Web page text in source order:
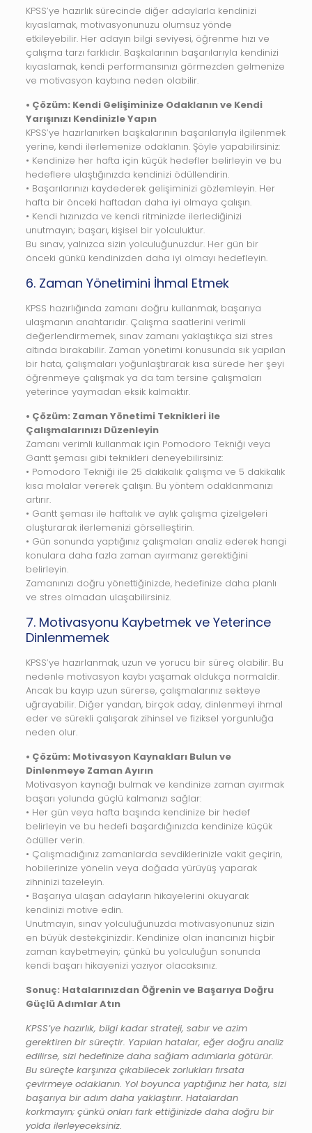
KPSS’ye hazırlık sürecinde diğer adaylarla kendinizi
kıyaslamak, motivasyonunuzu olumsuz yönde
etkileyebilir. Her adayın bilgi seviyesi, öğrenme hızı ve
çalışma tarzı farklıdır. Başkalarının başarılarıyla kendinizi
kıyaslamak, kendi performansınızı görmezden gelmenize
ve motivasyon kaybına neden olabilir.
• Çözüm: Kendi Gelişiminize Odaklanın ve Kendi
Yarışınızı Kendinizle Yapın
KPSS’ye hazırlanırken başkalarının başarılarıyla ilgilenmek
yerine, kendi ilerlemenize odaklanın. Şöyle yapabilirsiniz:
• Kendinize her hafta için küçük hedefler belirleyin ve bu
hedeflere ulaştığınızda kendinizi ödüllendirin.
• Başarılarınızı kaydederek gelişiminizi gözlemleyin. Her
hafta bir önceki haftadan daha iyi olmaya çalışın.
• Kendi hızınızda ve kendi ritminizde ilerlediğinizi
unutmayın; başarı, kişisel bir yolculuktur.
Bu sınav, yalnızca sizin yolculuğunuzdur. Her gün bir
önceki günkü kendinizden daha iyi olmayı hedefleyin.
6. Zaman Yönetimini İhmal Etmek
KPSS hazırlığında zamanı doğru kullanmak, başarıya
ulaşmanın anahtarıdır. Çalışma saatlerini verimli
değerlendirmemek, sınav zamanı yaklaştıkça sizi stres
altında bırakabilir. Zaman yönetimi konusunda sık yapılan
bir hata, çalışmaları yoğunlaştırarak kısa sürede her şeyi
öğrenmeye çalışmak ya da tam tersine çalışmaları
yeterince yaymadan eksik kalmaktır.
• Çözüm: Zaman Yönetimi Teknikleri ile
Çalışmalarınızı Düzenleyin
Zamanı verimli kullanmak için Pomodoro Tekniği veya
Gantt şeması gibi teknikleri deneyebilirsiniz:
• Pomodoro Tekniği ile 25 dakikalık çalışma ve 5 dakikalık
kısa molalar vererek çalışın. Bu yöntem odaklanmanızı
artırır.
• Gantt şeması ile haftalık ve aylık çalışma çizelgeleri
oluşturarak ilerlemenizi görselleştirin.
• Gün sonunda yaptığınız çalışmaları analiz ederek hangi
konulara daha fazla zaman ayırmanız gerektiğini
belirleyin.
Zamanınızı doğru yönettiğinizde, hedefinize daha planlı
ve stres olmadan ulaşabilirsiniz.
7. Motivasyonu Kaybetmek ve Yeterince
Dinlenmemek
KPSS’ye hazırlanmak, uzun ve yorucu bir süreç olabilir. Bu
nedenle motivasyon kaybı yaşamak oldukça normaldir.
Ancak bu kayıp uzun sürerse, çalışmalarınız sekteye
uğrayabilir. Diğer yandan, birçok aday, dinlenmeyi ihmal
eder ve sürekli çalışarak zihinsel ve fiziksel yorgunluğa
neden olur.
• Çözüm: Motivasyon Kaynakları Bulun ve
Dinlenmeye Zaman Ayırın
Motivasyon kaynağı bulmak ve kendinize zaman ayırmak
başarı yolunda güçlü kalmanızı sağlar:
• Her gün veya hafta başında kendinize bir hedef
belirleyin ve bu hedefi başardığınızda kendinize küçük
ödüller verin.
• Çalışmadığınız zamanlarda sevdiklerinizle vakit geçirin,
hobilerinize yönelin veya doğada yürüyüş yaparak
zihninizi tazeleyin.
• Başarıya ulaşan adayların hikayelerini okuyarak
kendinizi motive edin.
Unutmayın, sınav yolculuğunuzda motivasyonunuz sizin
en büyük destekçinizdir. Kendinize olan inancınızı hiçbir
zaman kaybetmeyin; çünkü bu yolculuğun sonunda
kendi başarı hikayenizi yazıyor olacaksınız.
Sonuç: Hatalarınızdan Öğrenin ve Başarıya Doğru
Güçlü Adımlar Atın
KPSS’ye hazırlık, bilgi kadar strateji, sabır ve azim
gerektiren bir süreçtir. Yapılan hatalar, eğer doğru analiz
edilirse, sizi hedefinize daha sağlam adımlarla götürür.
Bu süreçte karşınıza çıkabilecek zorlukları fırsata
çevirmeye odaklanın. Yol boyunca yaptığınız her hata, sizi
başarıya bir adım daha yaklaştırır. Hatalardan
korkmayın; çünkü onları fark ettiğinizde daha doğru bir
yolda ilerleyeceksiniz.